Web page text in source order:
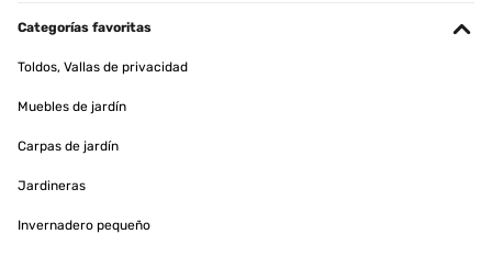
Categorías favoritas
Toldos, Vallas de privacidad
Muebles de jardín
Carpas de jardín
Jardineras
Invernadero pequeño